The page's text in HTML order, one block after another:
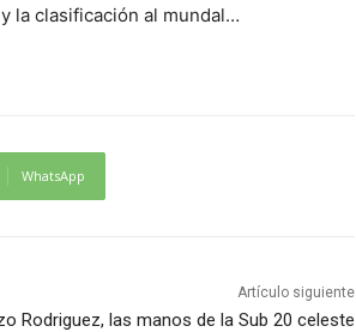
la clasificación al mundal…
WhatsApp
Artículo siguiente
Rodriguez, las manos de la Sub 20 celeste